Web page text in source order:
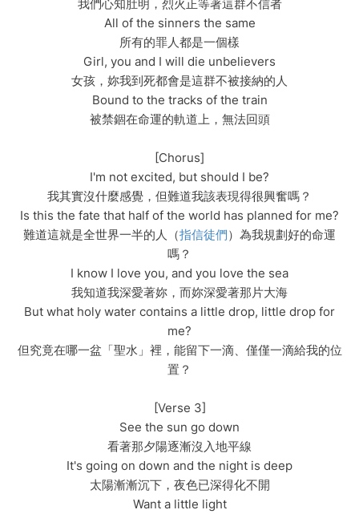
我們心知肚明，烈火正等著這群不信者
All of the sinners the same
所有的罪人都是一個樣
Girl, you and I will die unbelievers
女孩，妳我到死都會是這群不被接納的人
Bound to the tracks of the train
被禁錮在命運的軌道上，無法回頭
[Chorus]
I'm not excited, but should I be?
我其實沒什麼感覺，但難道我該表現得很興奮嗎？
Is this the fate that half of the world has planned for me?
難道這就是全世界一半的人（指信徒們）為我規劃好的命運
嗎？
I know I love you, and you love the sea
我知道我深愛著妳，而妳深愛著那片大海
But what holy water contains a little drop, little drop for
me?
但究竟在哪一盆「聖水」裡，能留下一滴、僅僅一滴給我的位
置？
[Verse 3]
See the sun go down
看著那夕陽逐漸沒入地平線
It's going on down and the night is deep
太陽漸漸沉下，夜色已深得化不開
Want a little light